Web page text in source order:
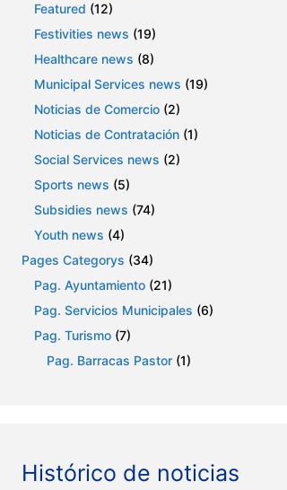
Featured (12)
Festivities news (19)
Healthcare news (8)
Municipal Services news (19)
Noticias de Comercio (2)
Noticias de Contratación (1)
Social Services news (2)
Sports news (5)
Subsidies news (74)
Youth news (4)
Pages Categorys (34)
Pag. Ayuntamiento (21)
Pag. Servicios Municipales (6)
Pag. Turismo (7)
Pag. Barracas Pastor (1)
Histórico de noticias